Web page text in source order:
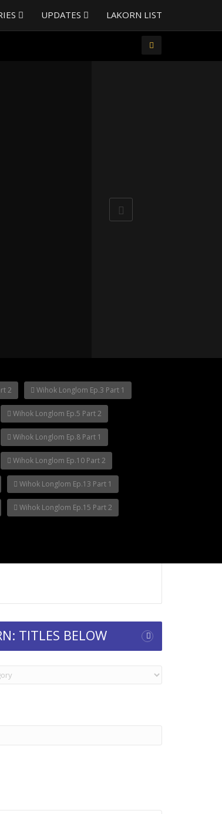
UPDATES LAKORN LIST
2 Wihok Longlom Ep.3 Part 1
Wihok Longlom Ep.5 Part 2
Wihok Longlom Ep.8 Part 1
Wihok Longlom Ep.10 Part 2
Wihok Longlom Ep.13 Part 1
Wihok Longlom Ep.15 Part 2
TITLES BELOW